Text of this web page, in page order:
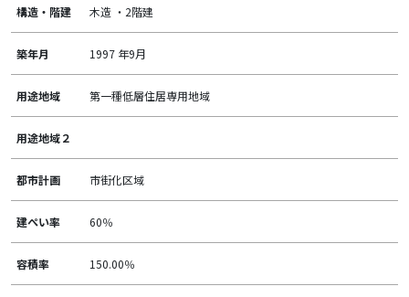
構造・階建 木造 ・2階建
築年月 1997 年9月
用途地域 第一種低層住居専用地域
用途地域２
都市計画 市街化区域
建ぺい率 60％
容積率 150.00％